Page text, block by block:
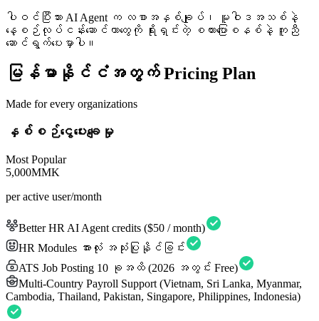
ပါဝင်ပြီးသား AI Agent က လစာအနှစ်ချုပ်၊ မူဝါဒအသစ်နဲ့
နေ့စဉ်လုပ်ငန်းဆောင်တာတွေကို ရိုးရှင်းတဲ့ စကားပြောစနစ်နဲ့ ကူညီ
ဆောင်ရွက်ပေးမှာပါ။
မြန်မာနိုင်ငံအတွက် Pricing Plan
Made for every organizations
နှစ်စဉ်ငွေပေးချေမှု
Most Popular
5,000MMK
per active user/month
Better HR AI Agent credits ($50 / month)
HR Modules အားလုံး အသုံးပြုနိုင်ခြင်း
ATS Job Posting 10 ခုအထိ (2026 အတွင်း Free)
Multi-Country Payroll Support (Vietnam, Sri Lanka, Myanmar,
Cambodia, Thailand, Pakistan, Singapore, Philippines, Indonesia)